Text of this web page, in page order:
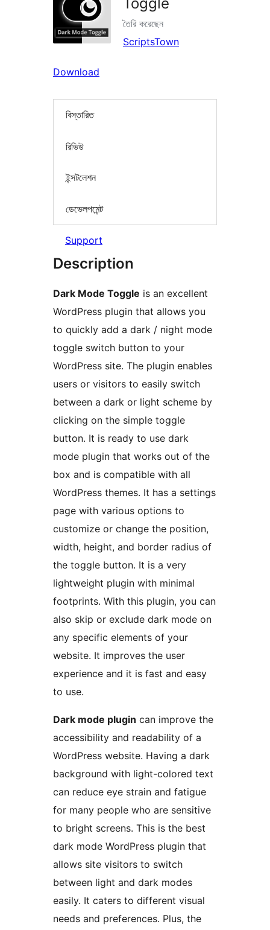
তৈরি করেছেন
ScriptsTown
Download
বিস্তারিত
রিভিউ
ইন্সটলেশন
ডেভেলপমেন্ট
Support
Description
Dark Mode Toggle is an excellent
WordPress plugin that allows you
to quickly add a dark / night mode
toggle switch button to your
WordPress site. The plugin enables
users or visitors to easily switch
between a dark or light scheme by
clicking on the simple toggle
button. It is ready to use dark
mode plugin that works out of the
box and is compatible with all
WordPress themes. It has a settings
page with various options to
customize or change the position,
width, height, and border radius of
the toggle button. It is a very
lightweight plugin with minimal
footprints. With this plugin, you can
also skip or exclude dark mode on
any specific elements of your
website. It improves the user
experience and it is fast and easy
to use.
Dark mode plugin can improve the
accessibility and readability of a
WordPress website. Having a dark
background with light-colored text
can reduce eye strain and fatigue
for many people who are sensitive
to bright screens. This is the best
dark mode WordPress plugin that
allows site visitors to switch
between light and dark modes
easily. It caters to different visual
needs and preferences. Plus, the